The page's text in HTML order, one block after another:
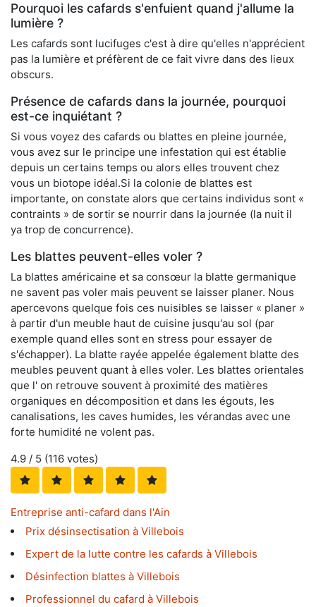
Pourquoi les cafards s'enfuient quand j'allume la
lumière ?
Les cafards sont lucifuges c'est à dire qu'elles n'apprécient
pas la lumière et préfèrent de ce fait vivre dans des lieux
obscurs.
Présence de cafards dans la journée, pourquoi
est-ce inquiétant ?
Si vous voyez des cafards ou blattes en pleine journée,
vous avez sur le principe une infestation qui est établie
depuis un certains temps ou alors elles trouvent chez
vous un biotope idéal.Si la colonie de blattes est
importante, on constate alors que certains individus sont «
contraints » de sortir se nourrir dans la journée (la nuit il
ya trop de concurrence).
Les blattes peuvent-elles voler ?
La blattes américaine et sa consœur la blatte germanique
ne savent pas voler mais peuvent se laisser planer. Nous
apercevons quelque fois ces nuisibles se laisser « planer »
à partir d'un meuble haut de cuisine jusqu'au sol (par
exemple quand elles sont en stress pour essayer de
s'échapper). La blatte rayée appelée également blatte des
meubles peuvent quant à elles voler. Les blattes orientales
que l' on retrouve souvent à proximité des matières
organiques en décomposition et dans les égouts, les
canalisations, les caves humides, les vérandas avec une
forte humidité ne volent pas.
4.9 / 5 (116 votes)
Entreprise anti-cafard dans l'Ain
Prix désinsectisation à Villebois
Expert de la lutte contre les cafards à Villebois
Désinfection blattes à Villebois
Professionnel du cafard à Villebois